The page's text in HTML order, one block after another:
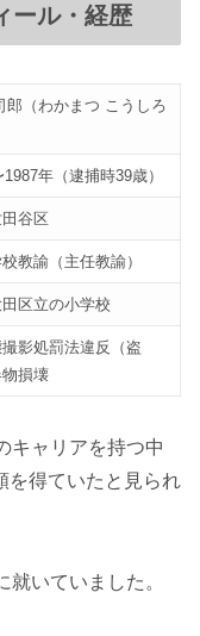
ール・経歴
郎（わかまつ こうしろ
年（逮捕時39歳）
谷区
教諭（主任教諭）
区立の小学校
影処罰法違反（盗
損壊
キャリアを持つ中
を得ていたと見られ
就いていました。